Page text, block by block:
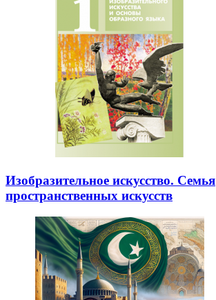
Изобразительное искусство. Семья
пространственных искусств